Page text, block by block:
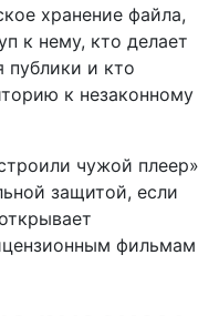
хранение файла,
к нему, кто делает
публики и кто
к незаконному
чужой плеер»
защитой, если
фильмам